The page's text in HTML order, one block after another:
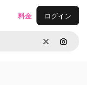
消去 画像で
料金 ログイン